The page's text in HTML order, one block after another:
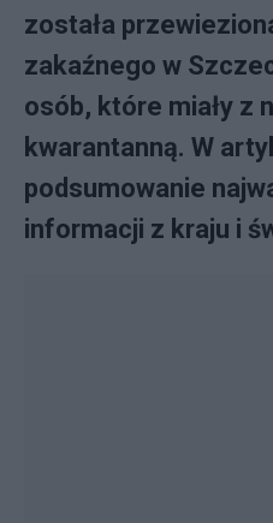
została
zakaźnego w
osób, które miały z
kwarantanną. W
podsumowanie
informacji z kraju i